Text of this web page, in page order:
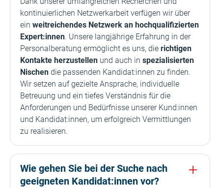
kontinuierlichen Netzwerkarbeit verfügen wir über
ein weitreichendes Netzwerk an hochqualifizierten
Expert:innen. Unsere langjährige Erfahrung in der
Personalberatung ermöglicht es uns, die richtigen
Kontakte herzustellen und auch in spezialisierten
Nischen die passenden Kandidat:innen zu finden.
Wir setzen auf gezielte Ansprache, individuelle
Betreuung und ein tiefes Verständnis für die
Anforderungen und Bedürfnisse unserer Kund:innen
und Kandidat:innen, um erfolgreich Vermittlungen
zu realisieren.
Wie gehen Sie bei der Suche nach
geeigneten Kandidat:innen vor?